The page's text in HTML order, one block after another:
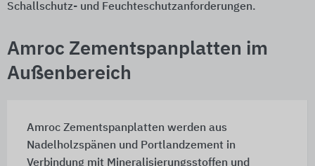
Schallschutz- und Feuchteschutzanforderungen.
Amroc Zementspanplatten im
Außenbereich
Amroc Zementspanplatten werden aus
Nadelholzspänen und Portlandzement in
Verbindung mit Mineralisierungsstoffen und